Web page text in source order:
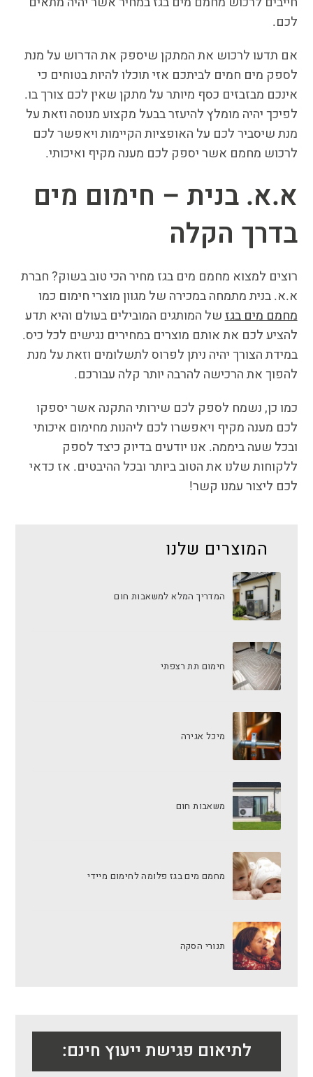
לכם.
אם תדעו לרכוש את המתקן שיספק את הדרוש על מנת
לספק מים חמים לביתכם אזי תוכלו להיות בטוחים כי
אינכם מבזבזים כסף מיותר על מתקן שאין לכם צורך בו.
לפיכך יהיה מומלץ להיעזר בבעל מקצוע מנוסה וזאת על
מנת שיסביר לכם על האופציות הקיימות ויאפשר לכם
לרכוש מחמם אשר יספק לכם מענה מקיף ואיכותי.
א.א. בנית – חימום מים
בדרך הקלה
רוצים למצוא מחמם מים בגז מחיר הכי טוב בשוק? חברת
א.א. בנית מתמחה במכירה של מגוון מוצרי חימום כמו
מחמם מים בגזשל המותגים המובילים בעולם והיא תדע
להציע לכם את אותם מוצרים במחירים נגישים לכל כיס.
במידת הצורך יהיה ניתן לפרוס לתשלומים וזאת על מנת
להפוך את הרכישה להרבה יותר קלה עבורכם.
כמו כן, נשמח לספק לכם שירותי התקנה אשר יספקו
לכם מענה מקיף ויאפשרו לכם ליהנות מחימום איכותי
ובכל שעה ביממה. אנו יודעים בדיוק כיצד לספק
ללקוחות שלנו את הטוב ביותר ובכל ההיבטים. אז כדאי
לכם ליצור עמנו קשר!
המוצרים שלנו
המדריך המלא למשאבות חום
חימום תת רצפתי
מיכל אגירה
משאבות חום
מחמם מים בגז פלומה לחימום מיידי
תנורי הסקה
לתיאום פגישת ייעוץ חינם: